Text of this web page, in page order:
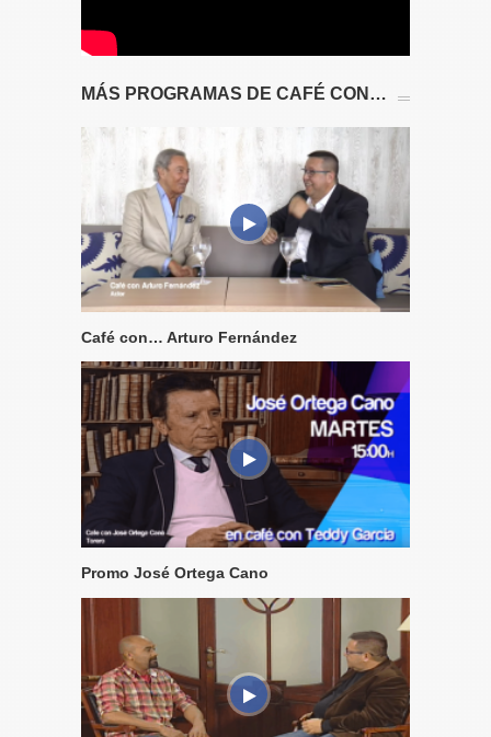
MÁS PROGRAMAS DE CAFÉ CON…
Café con… Arturo Fernández
Promo José Ortega Cano